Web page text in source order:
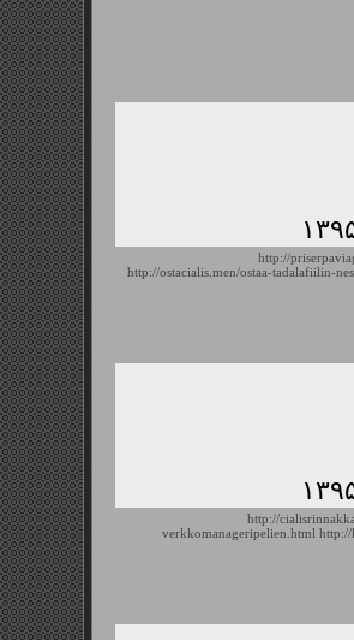
http://
http://ostacialis.men/ostaa-tadalafiilin-
http://
verkkomanageripelien.html